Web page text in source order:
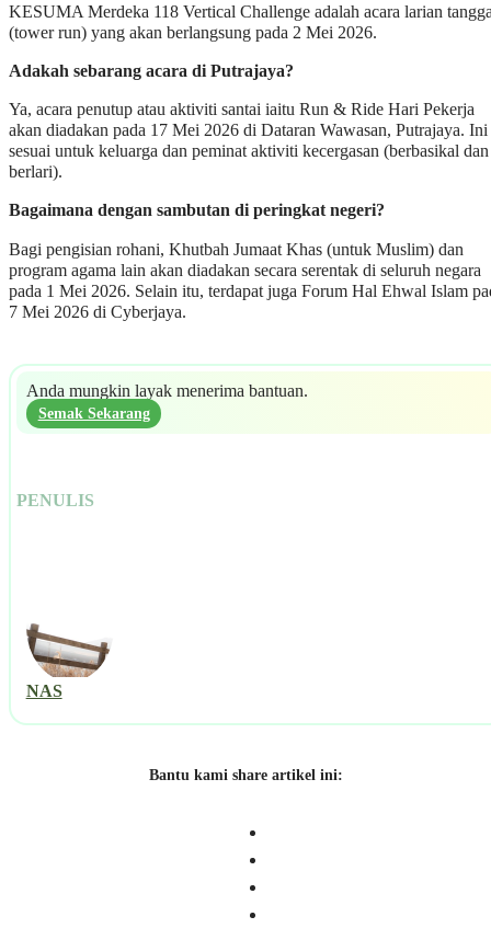
KESUMA Merdeka 118 Vertical Challenge adalah acara larian
(tower run) yang akan berlangsung pada 2 Mei 2026.
Adakah sebarang acara di Putrajaya?
Ya, acara penutup atau aktiviti santai iaitu Run & Ride Hari Pekerja
akan diadakan pada 17 Mei 2026 di Dataran Wawasan, Putrajaya. Ini
sesuai untuk keluarga dan peminat aktiviti kecergasan (berbasikal dan
berlari).
Bagaimana dengan sambutan di peringkat negeri?
Bagi pengisian rohani, Khutbah Jumaat Khas (untuk Muslim) dan
program agama lain akan diadakan secara serentak di seluruh negara
pada 1 Mei 2026. Selain itu, terdapat juga Forum Hal Ehwal Islam
7 Mei 2026 di Cyberjaya.
Anda mungkin layak menerima bantuan.
Semak Sekarang
PENULIS
NAS
Bantu kami share artikel ini: